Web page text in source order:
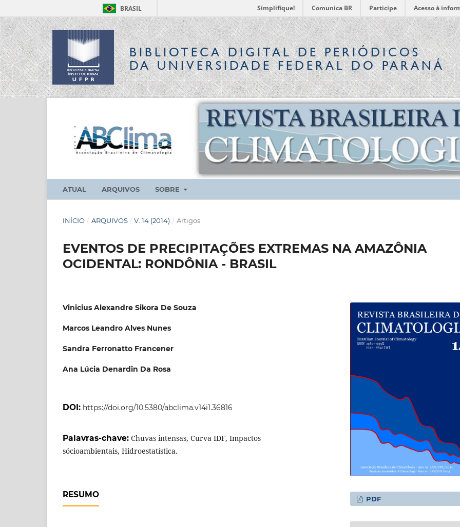
BRASIL Simplifique! Comunica BR Participe Acesso à
BIBLIOTECA DIGITALDE PERIÓDICOS
DA UNIVERSIDADE FEDERAL DO PARANÁ
ATUAL ARQUIVOS SOBRE
INÍCIO / ARQUIVOS / V. 14 (2014) / Artigos
EVENTOS DE PRECIPITAÇÕES EXTREMAS NA AMAZÔNIA
OCIDENTAL: RONDÔNIA - BRASIL
Vinicius Alexandre Sikora De Souza
Marcos Leandro Alves Nunes
Sandra Ferronatto Francener
Ana Lúcia Denardin Da Rosa
DOI: https://doi.org/10.5380/abclima.v14i1.36816
Palavras-chave: Chuvas intensas, Curva IDF, Impactos
sócioambientais, Hidroestatística.
RESUMO PDF